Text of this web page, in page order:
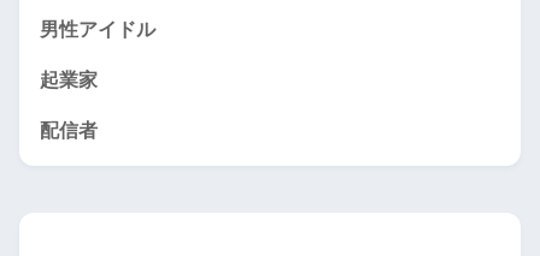
男性アイドル
起業家
配信者